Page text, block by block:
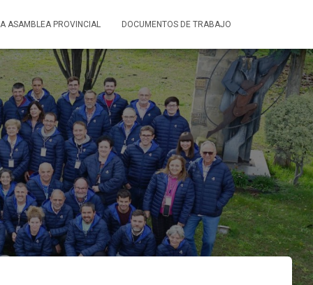
ASAMBLEA PROVINCIAL DOCUMENTOS DE TRABAJO